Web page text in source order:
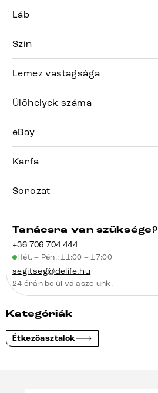
Láb
Szín
Lemez vastagsága
Ülőhelyek száma
eBay
Karfa
Sorozat
Tanácsra van szüksége?
+36 706 704 444
Hét. – Pén.: 11:00 – 17:00
segitseg@delife.hu
24 órán belül válaszolunk.
Kategóriák
Étkezőasztalok